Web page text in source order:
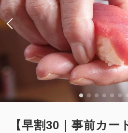
Wi-Fiあり（無料）
詳細
【早割30｜事前カー